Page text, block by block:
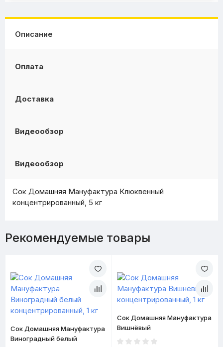
Описание
Оплата
Доставка
Видеообзор
Видеообзор
Сок Домашняя Мануфактура Клюквенный
концентрированный, 5 кг
Рекомендуемые товары
Сок Домашняя Мануфактура
Виноградный белый
Сок Домашняя Мануфактура
Вишнёвый
концентрированный, 1 кг